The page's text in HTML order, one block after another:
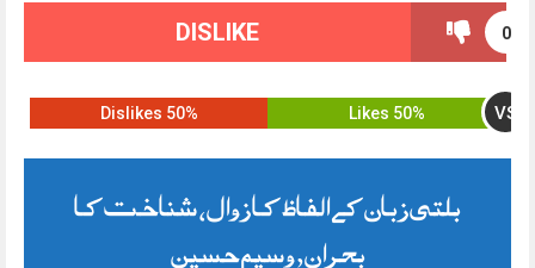
0
DISLIKE
50% Likes VS
50% Dislikes
بلتی زبان کے الفاظ کا زوال، شناخت کا
بحران, وسیم حسین